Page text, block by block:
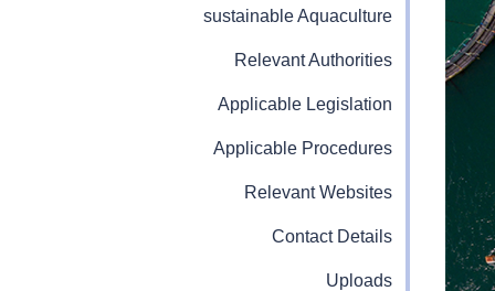
sustainable Aquaculture
Relevant Authorities
Applicable Legislation
Applicable Procedures
Relevant Websites
Contact Details
Uploads